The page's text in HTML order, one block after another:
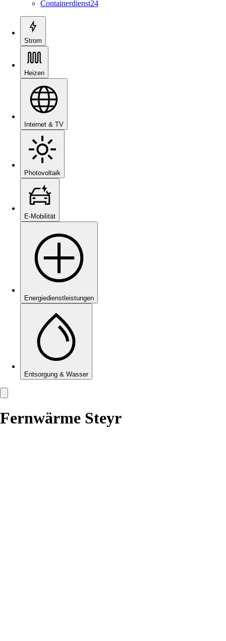
Containerdienst24
Strom
Heizen
Internet & TV
Photovoltaik
E-Mobilität
Energie­dienstleistungen
Entsorgung & Wasser
Fernwärme Steyr